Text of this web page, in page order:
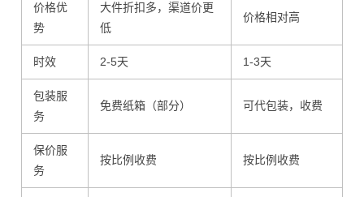
价格优
势
大件折扣多，渠道价更
低
价格相对高
时效 2-5天 1-3天
包装服
务
免费纸箱（部分） 可代包装，收费
保价服
务
按比例收费 按比例收费